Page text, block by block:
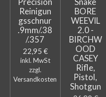
Reinigun
gsschnur
.9mm/.38
/.357
22,95 €
inkl. MwSt
zzgl.
Versandkosten
BORE
WEEVIL
2.0 -
BIRCHW
OOD
CASEY
Rifle,
Pistol,
Shotgun